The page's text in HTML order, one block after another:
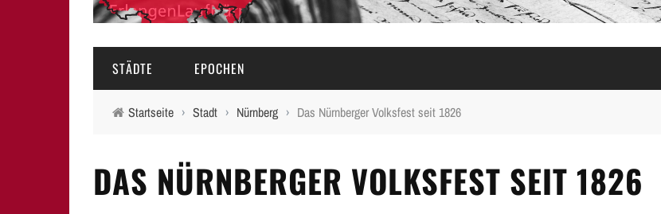
STÄDTE
BAMBERG
EPOCHEN
16.-18. JAHRHUNDERT
Startseite › Stadt › Nürnberg › Das Nürnberger Volksfest seit 1826
DAS NÜRNBERGER VOLKSFEST SEIT 1826